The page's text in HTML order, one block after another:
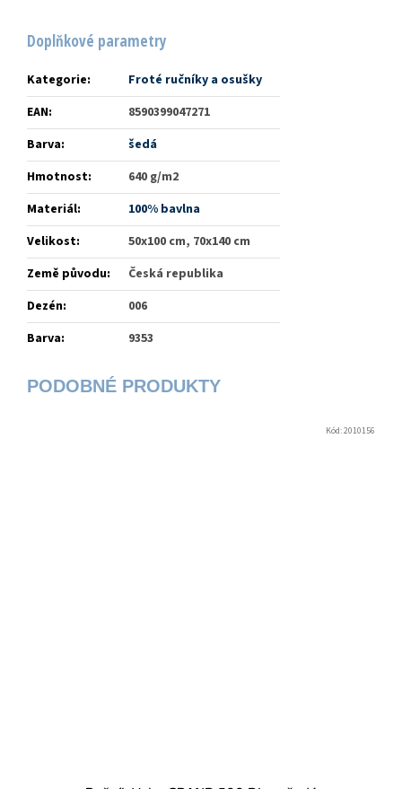
Doplňkové parametry
Kategorie:
Froté ručníky a osušky
EAN:
8590399047271
Barva:
šedá
Hmotnost:
640 g/m2
Materiál:
100% bavlna
Velikost:
50x100 cm, 70x140 cm
Země původu:
Česká republika
Dezén:
006
Barva: 9353
Kód:2010156